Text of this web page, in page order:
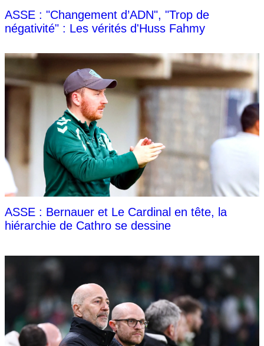
ASSE : "Changement d’ADN", "Trop de
négativité" : Les vérités d'Huss Fahmy
ASSE : Bernauer et Le Cardinal en tête, la
hiérarchie de Cathro se dessine